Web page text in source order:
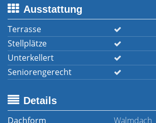
Ausstattung
Terrasse
Stellplätze
Unterkellert
Seniorengerecht
Details
Dachform
Walmdach